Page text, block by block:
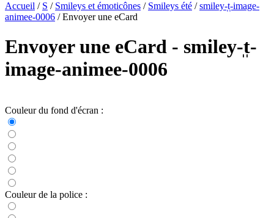
Accueil / S / Smileys et émoticônes / Smileys été /smiley-̩t̩-image-
animee-0006 / Envoyer une eCard
Envoyer une eCard - smiley-̩t̩-
image-animee-0006
Couleur du fond d'écran :
Couleur de la police :